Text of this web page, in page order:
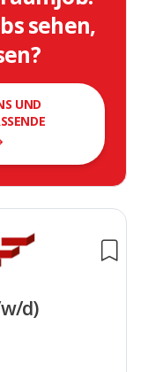
sehen,
UND
d)